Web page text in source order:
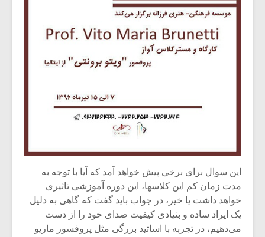
این سوال برای برخی پیش خواهد آمد که آیا با توجه به
مدت زمان کم این کلاسها، این دوره آموزشی تاثیری
خواهد داشت یا خیر، در جواب باید گفت که گاهی به دلیل
یک ایراد ساده و بنیادی کیفیت صدای خود را از دست
می‌دهیم، در تجربه با اساتید بزرگی مثل پروفسور ماریو
مشهورترین باشی،
بدنام ترین باش